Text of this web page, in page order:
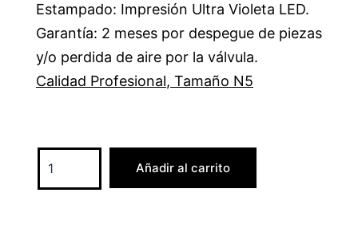
Estampado: Impresión Ultra Violeta LED.
Garantía: 2 meses por despegue de piezas
y/o perdida de aire por la válvula.
Calidad Profesional, Tamaño N5
Añadir al carrito